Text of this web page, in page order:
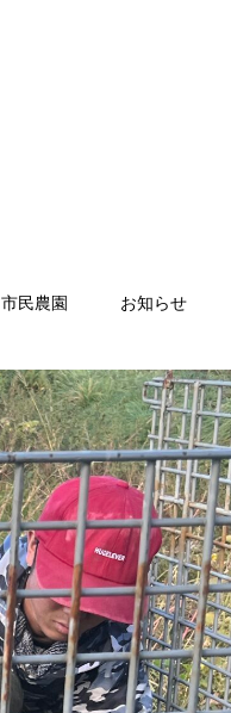
市民農園 お知らせ